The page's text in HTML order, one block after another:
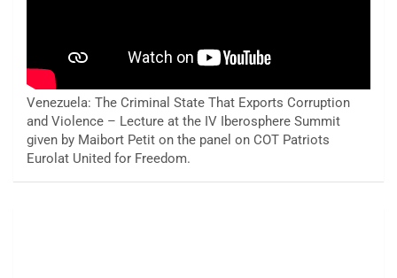
Venezuela: The Criminal State That Exports Corruption
and Violence – Lecture at the IV Iberosphere Summit
given by Maibort Petit on the panel on COT Patriots
Eurolat United for Freedom.